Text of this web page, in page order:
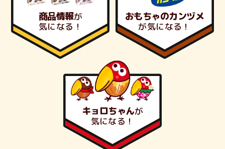
商品情報が
気になる！
おもちゃのカンヅメ
が気になる！
キョロちゃんが
気になる！